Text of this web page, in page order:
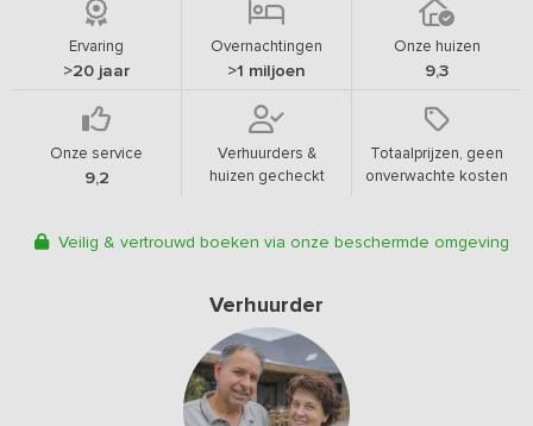
Ervaring
>20 jaar
Overnachtingen
>1 miljoen
Onze huizen
9,3
Onze service
9,2
Verhuurders &
huizen gecheckt
Totaalprijzen, geen
onverwachte kosten
Veilig & vertrouwd boeken via onze beschermde omgeving
Verhuurder